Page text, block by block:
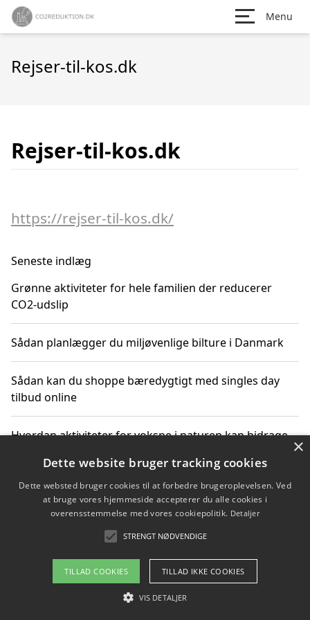
Menu
Rejser-til-kos.dk
Rejser-til-kos.dk
https://rejser-til-kos.dk/
Seneste indlæg
Grønne aktiviteter for hele familien der reducerer
CO2-udslip
Sådan planlægger du miljøvenlige bilture i Danmark
Sådan kan du shoppe bæredygtigt med singles day
tilbud online
Hvordan aktiviteter for voksne i naturen kan bidrage
Sådan planlægger du dine vigtige datoer for CO2-
reduktion
Copyright 2026 - Pilanto Aps
Om / kontakt
×
Dette website bruger tracking cookies
Dette websted bruger cookies til at forbedre brugeroplevelsen. Ved
at bruge vores hjemmeside accepterer du alle cookies i
overensstemmelse med vores cookiepolitik. Detaljer
STRENGT NØDVENDIGE
TILLAD COOKIES TILLAD IKKE COOKIES
VIS DETALJER